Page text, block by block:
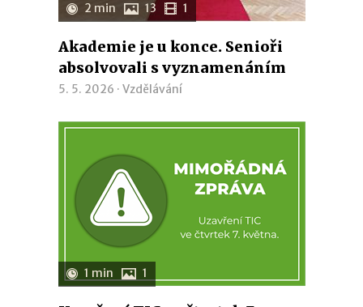
2 min 13 1
Akademie je u konce. Senioři
absolvovali s vyznamenáním
5. 5. 2026 · Vzdělávání
1 min 1